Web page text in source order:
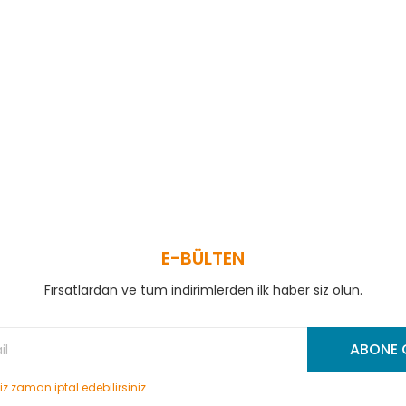
E-BÜLTEN
Fırsatlardan ve tüm indirimlerden ilk haber siz olun.
ABONE
zaman iptal edebilirsiniz